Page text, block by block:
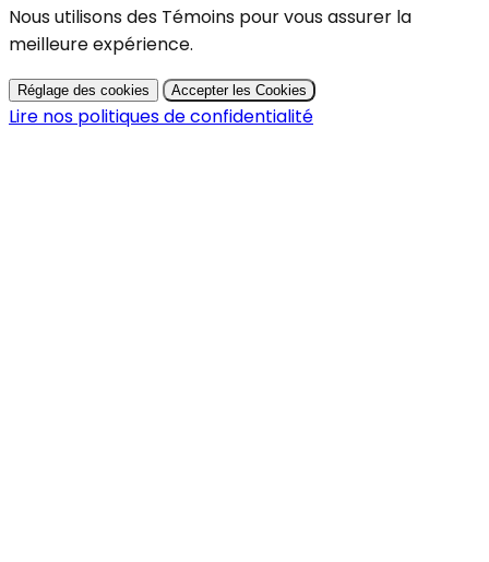
Nous utilisons des Témoins pour vous assurer la
meilleure expérience.
Réglage des cookies Accepter les Cookies
Lire nos politiques de confidentialité